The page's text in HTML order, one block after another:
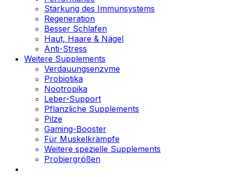
Stärkung des Immunsystems
Regeneration
Besser Schlafen
Haut, Haare & Nägel
Anti-Stress
Weitere Supplements
Verdauungsenzyme
Probiotika
Nootropika
Leber-Support
Pflanzliche Supplements
Pilze
Gaming-Booster
Für Muskelkrämpfe
Weitere spezielle Supplements
Probiergrößen